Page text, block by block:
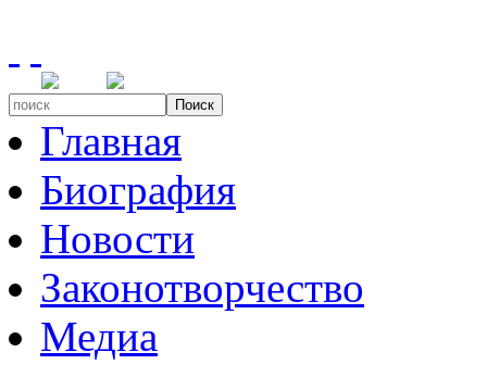
Поиск
Главная
Биография
Новости
Законотворчество
Медиа